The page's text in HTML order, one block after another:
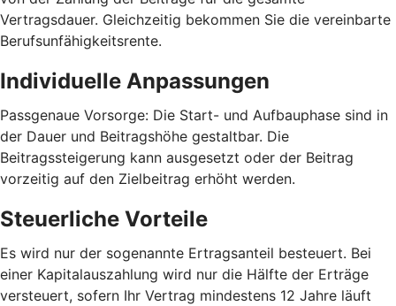
Vertragsdauer. Gleichzeitig bekommen Sie die vereinbarte
Berufsunfähigkeitsrente.
Individuelle Anpassungen
Passgenaue Vorsorge: Die Start- und Aufbauphase sind in
der Dauer und Beitragshöhe gestaltbar. Die
Beitragssteigerung kann ausgesetzt oder der Beitrag
vorzeitig auf den Zielbeitrag erhöht werden.
Steuerliche Vorteile
Es wird nur der sogenannte Ertragsanteil besteuert. Bei
einer Kapitalauszahlung wird nur die Hälfte der Erträge
versteuert, sofern Ihr Vertrag mindestens 12 Jahre läuft